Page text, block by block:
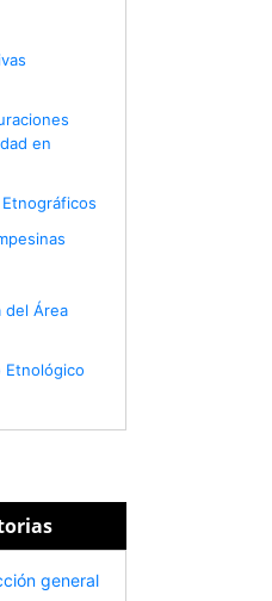
en
del Área
Etnológico
general